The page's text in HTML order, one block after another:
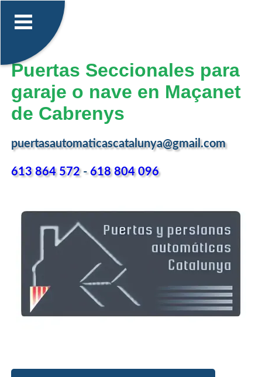
Puertas Seccionales para
garaje o nave en Maçanet
de Cabrenys
puertasautomaticascatalunya@gmail.com
613 864 572-618 804 096